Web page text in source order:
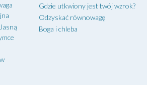
Gdzie utkwiony jest twój wzrok?
Odzyskać równowagę
Boga i chleba